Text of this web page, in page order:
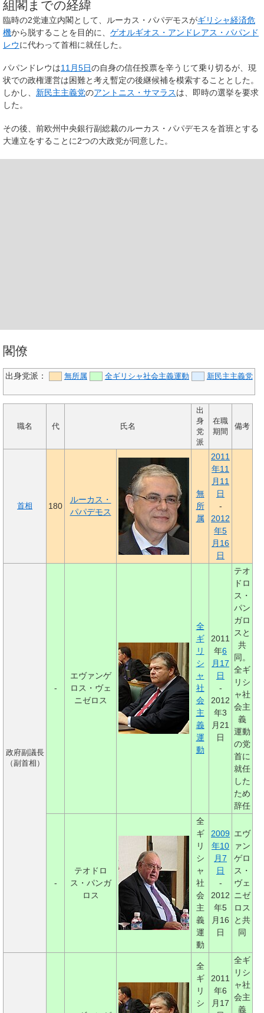
組閣までの経緯
臨時の2党連立内閣として、ルーカス・パパデモスがギリシャ経済危
機から脱することを目的に、 ゲオルギオス・アンドレアス・パパンド
レウに代わって首相に就任した。
パパンドレウは11月5日の自身の信任投票を辛うじて乗り切るが、現
状での政権運営は困難と考え暫定の後継候補を模索することとした。
しかし、 新民主主義党のアントニス・サマラスは、即時の選挙を要求
した。
その後、前欧州中央銀行副総裁のルーカス・パパデモスを首班とする
大連立をすることに2つの大政党が同意した。
閣僚
出身党派： 無所属 全ギリシャ社会主義運動 新民主主義党
職名 代 氏名
出
身
党
派
在職
期間
備考
首相 180
ルーカス・
パパデモス
無
所
属
2011
年11
月11
日
-
2012
年5
月16
日
政府副議長
（副首相）
-
エヴァンゲ
ロス・ヴェ
ニゼロス
全
ギ
リ
シ
ャ
社
会
主
義
運
動
2011
年6
月17
日
-
2012
年3
月21
日
テオ
ドロ
ス・
パン
ガロ
スと
共
同。
全ギ
リシ
ャ社
会主
義
運動
の党
首に
就任
した
ため
辞任
-
テオドロ
ス・パンガ
ロス
全
ギ
リ
シ
ャ
社
会
主
義
運
動
2009
年10
月7
日
-
2012
年5
月16
日
エヴ
ァン
ゲロ
ス・
ヴェ
ニゼ
ロス
と共
同
全
ギ
リ
シ
2011
年6
月17
全ギ
リシ
ャ社
会主
義